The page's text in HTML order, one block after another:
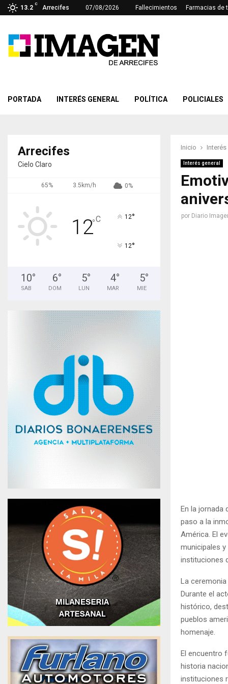
13.2
C
Arrecifes 07/08/2026 Fallecimientos Farmacias de
PORTADA INTERÉS GENERAL POLÍTICA POLICIALES
Inicio
Interés general
por Diario
En la jornada
paso a la
América. El
municipales
instituciones
La
Durante el
histórico,
pueblos
homenaje.
El encuentro
historia
instituciones
Arrecifes
Cielo Claro
65% 3.5km/h 0%
12°C 12°
12°
10°
SAB
6°
DOM
5°
LUN
4°
MAR
5°
MIE